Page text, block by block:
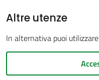
trasparente
Tutti
argomenti...
Altre utenze
In alternativa puoi